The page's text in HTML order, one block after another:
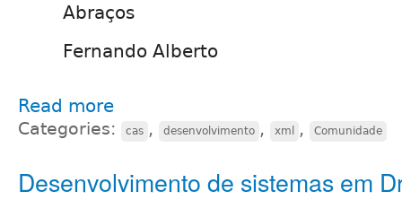
Abraços
Fernando Alberto
Read more
Categories: cas , desenvolvimento , xml , Comunidade
Desenvolvimento de sistemas em